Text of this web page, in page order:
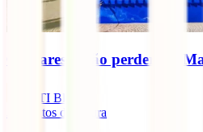
6 lugares a não perder em
IATI Blog
minutos de leitura